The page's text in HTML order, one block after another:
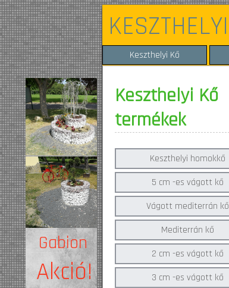
KESZTHELYI
Keszthelyi Kő
Keszthelyi Kő
termékek
Keszthelyi homokkő
5 cm -es vágott kő
Vágott mediterrán kő
Mediterrán kő
2 cm -es vágott kő
3 cm -es vágott kő
Gabion
Akció!